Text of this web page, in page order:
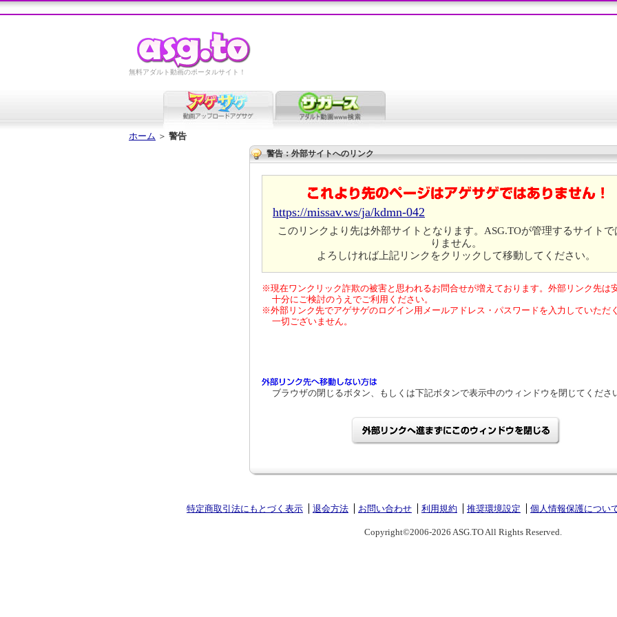
無料アダルト動画のポータルサイト！
ホーム ＞ 警告
警告：外部サイトへのリンク
https://missav.ws/ja/kdmn-042
このリンクより先は外部サイトとなります。ASG.TOが管理するサイトで
りません。
よろしければ上記リンクをクリックして移動してください。
※現在ワンクリック詐欺の被害と思われるお問合せが増えております。外部リンク先は
十分にご検討のうえでご利用ください。
※外部リンク先でアゲサゲのログイン用メールアドレス・パスワードを入力していただ
一切ございません。
ブラウザの閉じるボタン、もしくは下記ボタンで表示中のウィンドウを閉じてくださ
特定商取引法にもとづく表示 退会方法 お問い合わせ 利用規約 推奨環境設定 個人情報保護につい
Copyright©2006-2026 ASG.TO All Rights Reserved.